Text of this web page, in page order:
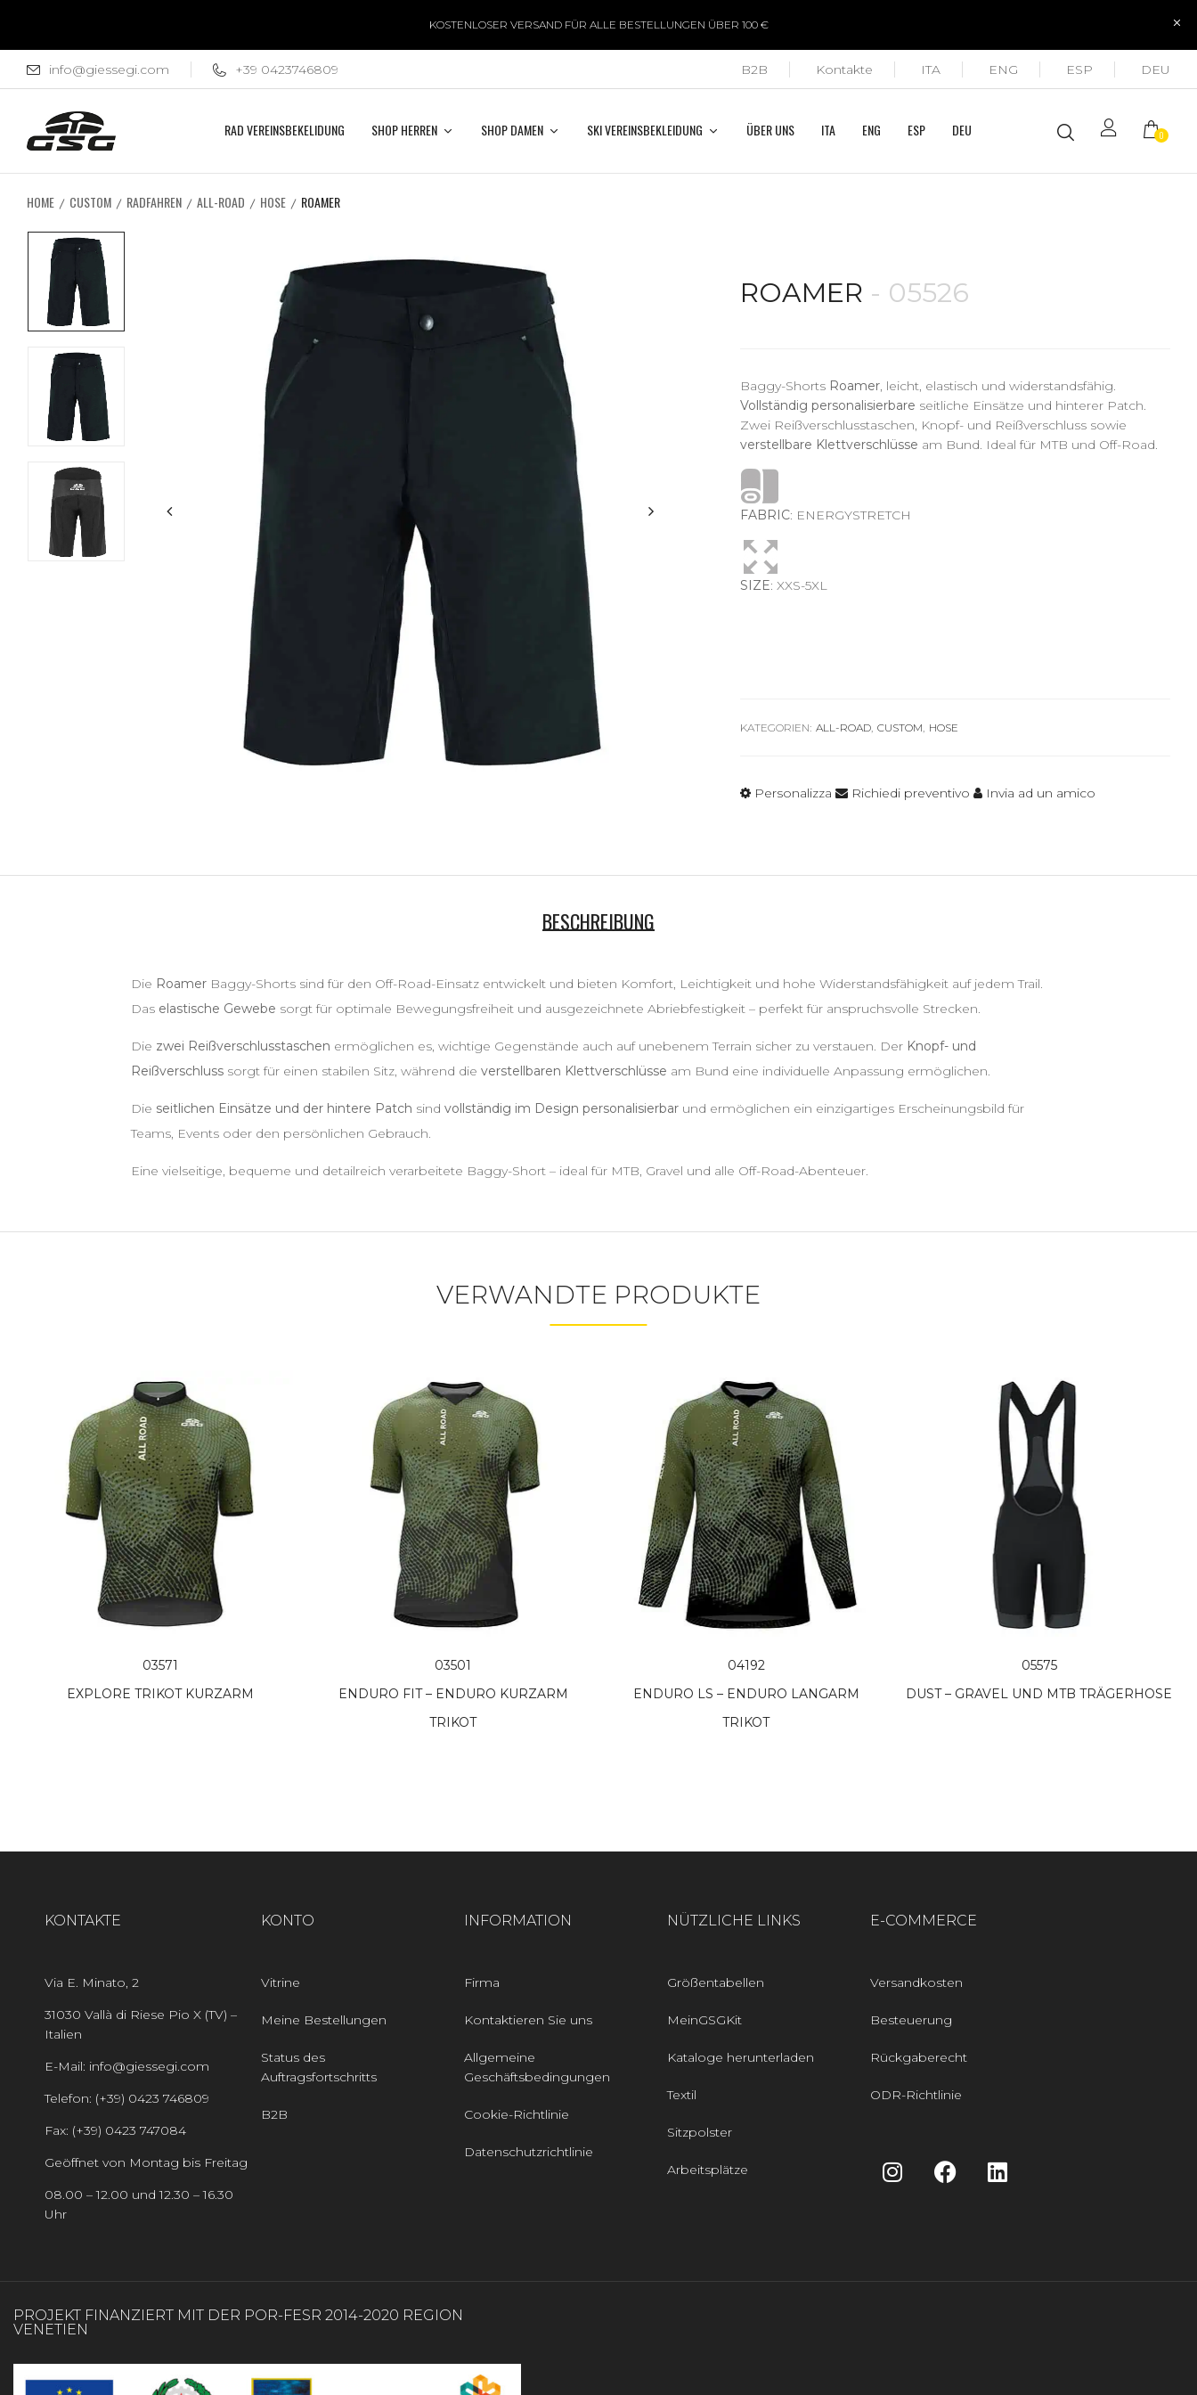
KOSTENLOSER VERSAND FÜR ALLE BESTELLUNGEN ÜBER 100 €
info@giessegi.com +39 0423746809 B2B Kontakte ITA ENG ESP DEU
RAD VEREINSBEKELIDUNG SHOP HERREN SHOP DAMEN SKI VEREINSBEKLEIDUNG ÜBER UNS ITA ENG ESP DEU 0
HOME CUSTOM RADFAHREN ALL-ROAD HOSE ROAMER
ROAMER - 05526
Baggy-Shorts Roamer, leicht, elastisch und widerstandsfähig.
Vollständig personalisierbare seitliche Einsätze und hinterer Patch.
Zwei Reißverschlusstaschen, Knopf- und Reißverschluss sowie
verstellbare Klettverschlüsse am Bund. Ideal für MTB und Off-Road.
FABRIC: ENERGYSTRETCH
SIZE: XXS-5XL
KATEGORIEN: ALL-ROAD, CUSTOM, HOSE
Personalizza Richiedi preventivo Invia ad un amico
BESCHREIBUNG
Die Roamer Baggy-Shorts sind für den Off-Road-Einsatz entwickelt und bieten Komfort, Leichtigkeit und hohe Widerstandsfähigkeit auf jedem Trail.
Das elastische Gewebe sorgt für optimale Bewegungsfreiheit und ausgezeichnete Abriebfestigkeit – perfekt für anspruchsvolle Strecken.
Die zwei Reißverschlusstaschen ermöglichen es, wichtige Gegenstände auch auf unebenem Terrain sicher zu verstauen. Der Knopf- und
Reißverschluss sorgt für einen stabilen Sitz, während die verstellbaren Klettverschlüsse am Bund eine individuelle Anpassung ermöglichen.
Die seitlichen Einsätze und der hintere Patch sind vollständig im Design personalisierbar und ermöglichen ein einzigartiges Erscheinungsbild für
Teams, Events oder den persönlichen Gebrauch.
Eine vielseitige, bequeme und detailreich verarbeitete Baggy-Short – ideal für MTB, Gravel und alle Off-Road-Abenteuer.
VERWANDTE PRODUKTE
03571
EXPLORE TRIKOT KURZARM
03501
ENDURO FIT – ENDURO KURZARM
TRIKOT
04192
ENDURO LS – ENDURO LANGARM
TRIKOT
05575
DUST – GRAVEL UND MTB TRÄGERHOSE
KONTAKTE
Via E. Minato, 2
31030 Vallà di Riese Pio X (TV) –
Italien
E-Mail: info@giessegi.com
Telefon: (+39) 0423 746809
Fax: (+39) 0423 747084
Geöffnet von Montag bis Freitag
08.00 – 12.00 und 12.30 – 16.30
Uhr
KONTO
Vitrine
Meine Bestellungen
Status des
Auftragsfortschritts
B2B
INFORMATION
Firma
Kontaktieren Sie uns
Allgemeine
Geschäftsbedingungen
Cookie-Richtlinie
Datenschutzrichtlinie
NÜTZLICHE LINKS
Größentabellen
MeinGSGKit
Kataloge herunterladen
Textil
Sitzpolster
Arbeitsplätze
E-COMMERCE
Versandkosten
Besteuerung
Rückgaberecht
ODR-Richtlinie
PROJEKT FINANZIERT MIT DER POR-FESR 2014-2020 REGION
VENETIEN